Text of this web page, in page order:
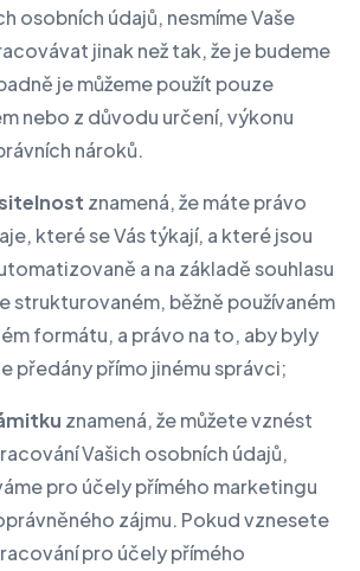
osobních údajů, nesmíme Vaše
jinak než tak, že je budeme
je můžeme použít pouze
nebo z důvodu určení, výkonu
nároků.
znamená, že máte právo
které se Vás týkají, a které jsou
a na základě souhlasu
strukturovaném, běžně používaném
formátu, a právo na to, aby byly
předány přímo jinému správci;
znamená, že můžete vznést
Vašich osobních údajů,
pro účely přímého marketingu
zájmu. Pokud vznesete
pro účely přímého